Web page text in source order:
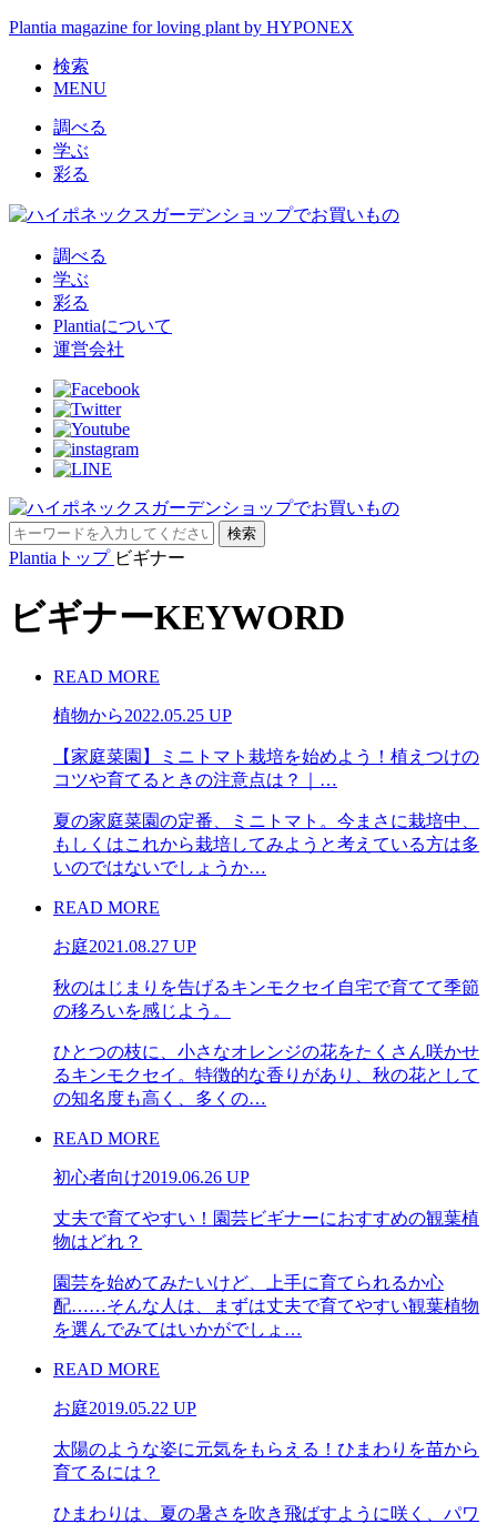
Plantia magazine for loving plant by HYPONEX
検索
MENU
調べる
学ぶ
彩る
調べる
学ぶ
彩る
Plantiaについて
運営会社
Plantiaトップ ビギナー
ビギナーKEYWORD
READ MORE
植物から2022.05.25 UP
【家庭菜園】ミニトマト栽培を始めよう！植えつけの
コツや育てるときの注意点は？｜…
夏の家庭菜園の定番、ミニトマト。今まさに栽培中、
もしくはこれから栽培してみようと考えている方は多
いのではないでしょうか…
READ MORE
お庭2021.08.27 UP
秋のはじまりを告げるキンモクセイ自宅で育てて季節
の移ろいを感じよう。
ひとつの枝に、小さなオレンジの花をたくさん咲かせ
るキンモクセイ。特徴的な香りがあり、秋の花として
の知名度も高く、多くの…
READ MORE
初心者向け2019.06.26 UP
丈夫で育てやすい！園芸ビギナーにおすすめの観葉植
物はどれ？
園芸を始めてみたいけど、上手に育てられるか心
配……そんな人は、まずは丈夫で育てやすい観葉植物
を選んでみてはいかがでしょ…
READ MORE
お庭2019.05.22 UP
太陽のような姿に元気をもらえる！ひまわりを苗から
育てるには？
ひまわりは、夏の暑さを吹き飛ばすように咲く、パワ